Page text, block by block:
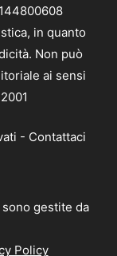
in quanto
Non può
ai sensi
- Contattaci
gestite da
Policy